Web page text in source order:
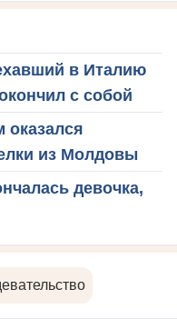
в Италию
с собой
оказался
из Молдовы
девочка,